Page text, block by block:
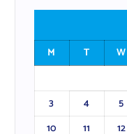
M
T W
3
4 5
10
11 12